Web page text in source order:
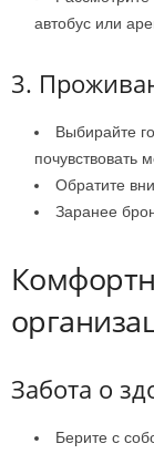
автобус или
3.
Выбирайте
почувствовать
Обратите
Заранее
Забота о
Берите с